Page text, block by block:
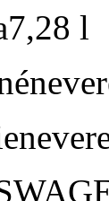
7,28 l